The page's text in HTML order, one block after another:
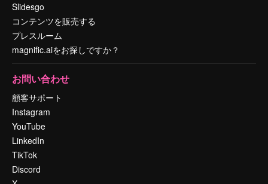
Slidesgo
コンテンツを販売する
プレスルーム
magnific.aiをお探しですか？
お問い合わせ
顧客サポート
Instagram
YouTube
LinkedIn
TikTok
Discord